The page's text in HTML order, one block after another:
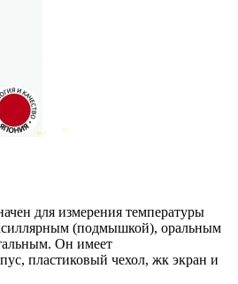
для измерения температуры
(подмышкой), оральным
Он имеет
пластиковый чехол, жк экран и